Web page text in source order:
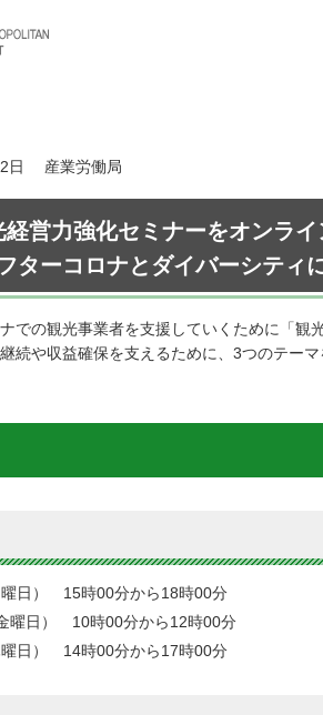
日 産業労働局
経営力強化セミナーをオンライ
ターコロナとダイバーシティ
での観光事業者を支援していくために「観
続や収益確保を支えるために、3つのテー
日） 15時00分から18時00分
曜日） 10時00分から12時00分
日） 14時00分から17時00分